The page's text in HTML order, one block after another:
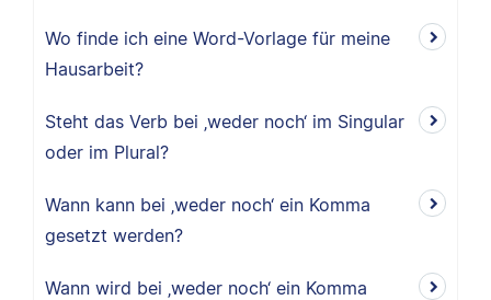
Wo finde ich eine Word-Vorlage für meine
Hausarbeit?
Steht das Verb bei ‚weder noch‘ im Singular
oder im Plural?
Wann kann bei ‚weder noch‘ ein Komma
gesetzt werden?
Wann wird bei ‚weder noch‘ ein Komma